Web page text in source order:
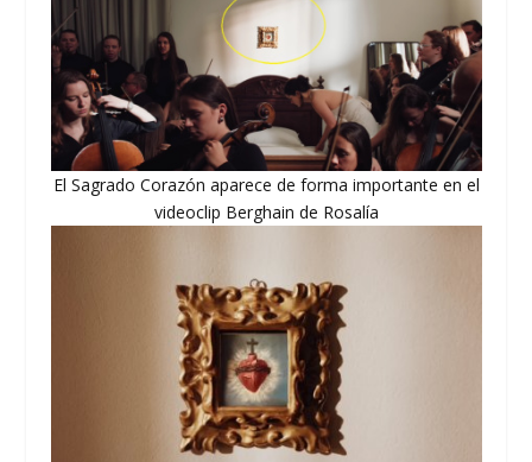
El Sagrado Corazón aparece de forma importante en el
videoclip Berghain de Rosalía